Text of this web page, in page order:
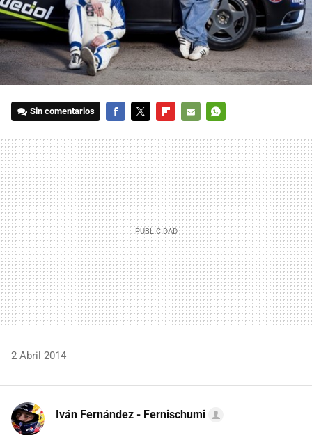
Sin comentarios
MAIL
2 Abril 2014
Iván Fernández - Fernischumi